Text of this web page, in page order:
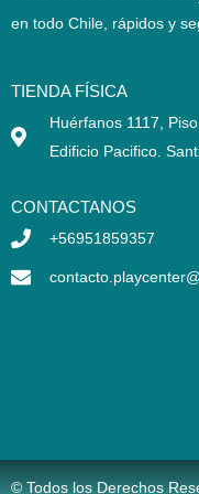
en todo Chile, rápidos y
TIENDA FÍSICA
Huérfanos 1117,
Edificio Pacifico.
CONTACTANOS
+56951859357
© Todos los Derechos